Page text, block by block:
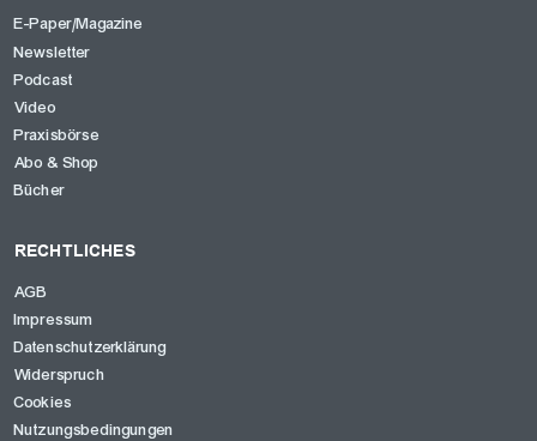
E-Paper/Magazine
Newsletter
Podcast
Video
Praxisbörse
Abo & Shop
Bücher
RECHTLICHES
AGB
Impressum
Datenschutzerklärung
Widerspruch
Cookies
Nutzungsbedingungen